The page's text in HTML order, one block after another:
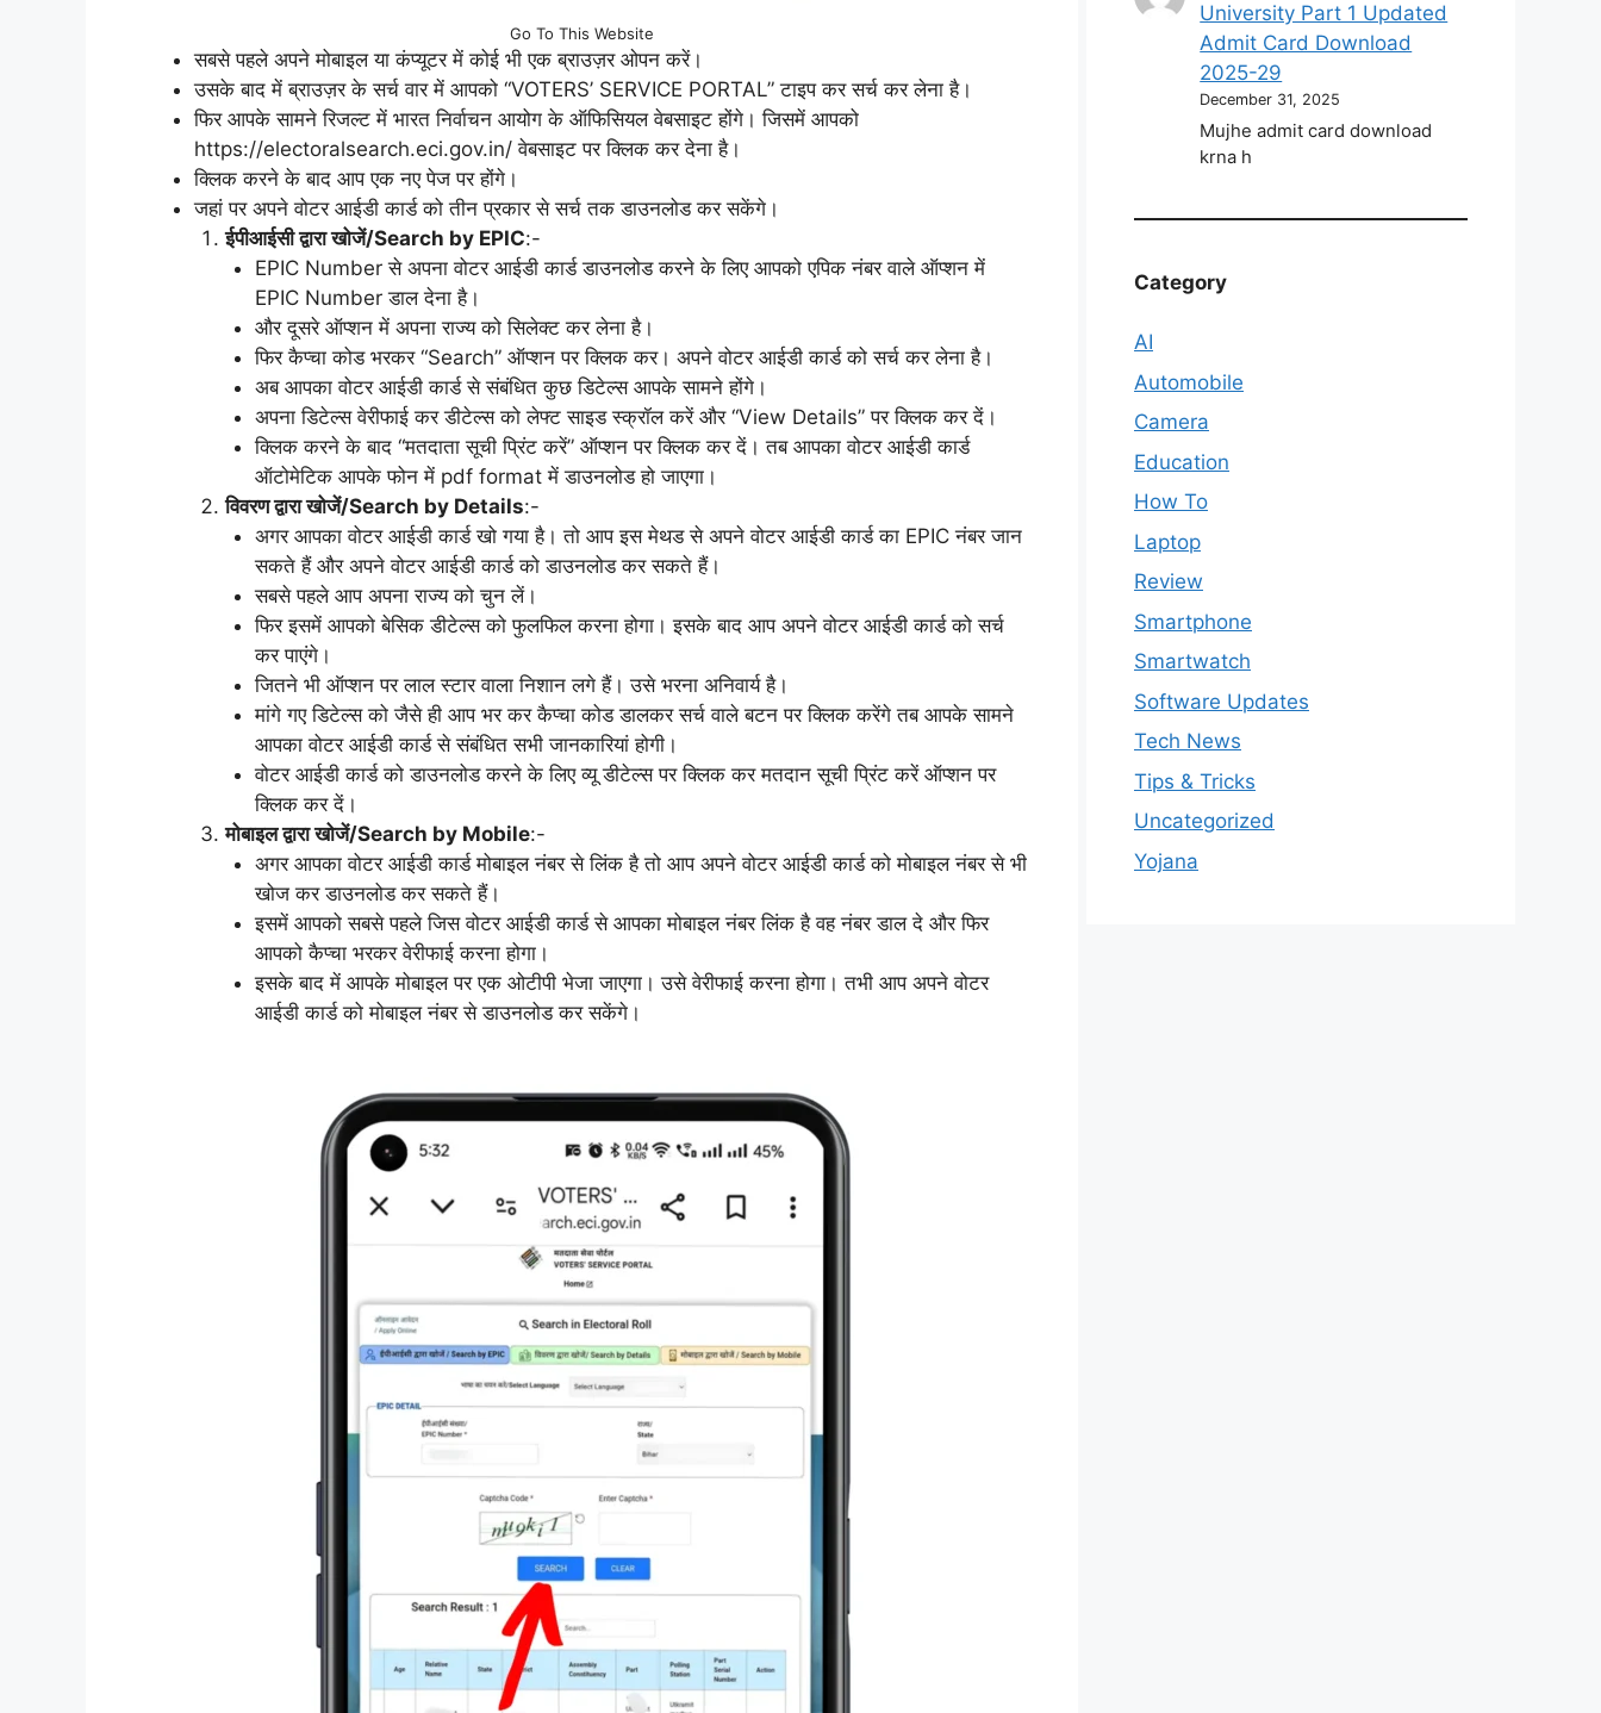
Go To This Website
सबसे पहले अपने मोबाइल या कंप्यूटर में कोई भी एक ब्राउज़र ओपन करें।
उसके बाद में ब्राउज़र के सर्च वार में आपको “VOTERS’ SERVICE PORTAL” टाइप कर सर्च कर लेना है।
फिर आपके सामने रिजल्ट में भारत निर्वाचन आयोग के ऑफिसियल वेबसाइट होंगे। जिसमें आपको
https://electoralsearch.eci.gov.in/ वेबसाइट पर क्लिक कर देना है।
क्लिक करने के बाद आप एक नए पेज पर होंगे।
जहां पर अपने वोटर आईडी कार्ड को तीन प्रकार से सर्च तक डाउनलोड कर सकेंगे।
ईपीआईसी द्वारा खोजें/Search by EPIC:-
EPIC Number से अपना वोटर आईडी कार्ड डाउनलोड करने के लिए आपको एपिक नंबर वाले ऑप्शन में
EPIC Number डाल देना है।
और दूसरे ऑप्शन में अपना राज्य को सिलेक्ट कर लेना है।
फिर कैप्चा कोड भरकर “Search” ऑप्शन पर क्लिक कर। अपने वोटर आईडी कार्ड को सर्च कर लेना है।
अब आपका वोटर आईडी कार्ड से संबंधित कुछ डिटेल्स आपके सामने होंगे।
अपना डिटेल्स वेरीफाई कर डीटेल्स को लेफ्ट साइड स्क्रॉल करें और “View Details” पर क्लिक कर दें।
क्लिक करने के बाद “मतदाता सूची प्रिंट करें” ऑप्शन पर क्लिक कर दें। तब आपका वोटर आईडी कार्ड
ऑटोमेटिक आपके फोन में pdf format में डाउनलोड हो जाएगा।
विवरण द्वारा खोजें/Search by Details:-
अगर आपका वोटर आईडी कार्ड खो गया है। तो आप इस मेथड से अपने वोटर आईडी कार्ड का EPIC नंबर जान
सकते हैं और अपने वोटर आईडी कार्ड को डाउनलोड कर सकते हैं।
सबसे पहले आप अपना राज्य को चुन लें।
फिर इसमें आपको बेसिक डीटेल्स को फुलफिल करना होगा। इसके बाद आप अपने वोटर आईडी कार्ड को सर्च
कर पाएंगे।
जितने भी ऑप्शन पर लाल स्टार वाला निशान लगे हैं। उसे भरना अनिवार्य है।
मांगे गए डिटेल्स को जैसे ही आप भर कर कैप्चा कोड डालकर सर्च वाले बटन पर क्लिक करेंगे तब आपके सामने
आपका वोटर आईडी कार्ड से संबंधित सभी जानकारियां होगी।
वोटर आईडी कार्ड को डाउनलोड करने के लिए व्यू डीटेल्स पर क्लिक कर मतदान सूची प्रिंट करें ऑप्शन पर
क्लिक कर दें।
मोबाइल द्वारा खोजें/Search by Mobile:-
अगर आपका वोटर आईडी कार्ड मोबाइल नंबर से लिंक है तो आप अपने वोटर आईडी कार्ड को मोबाइल नंबर से भी
खोज कर डाउनलोड कर सकते हैं।
इसमें आपको सबसे पहले जिस वोटर आईडी कार्ड से आपका मोबाइल नंबर लिंक है वह नंबर डाल दे और फिर
आपको कैप्चा भरकर वेरीफाई करना होगा।
इसके बाद में आपके मोबाइल पर एक ओटीपी भेजा जाएगा। उसे वेरीफाई करना होगा। तभी आप अपने वोटर
आईडी कार्ड को मोबाइल नंबर से डाउनलोड कर सकेंगे।
University Part 1 Updated
Admit Card Download
2025-29
December 31, 2025
Mujhe admit card download
krna h
Category
AI
Automobile
Camera
Education
How To
Laptop
Review
Smartphone
Smartwatch
Software Updates
Tech News
Tips & Tricks
Uncategorized
Yojana